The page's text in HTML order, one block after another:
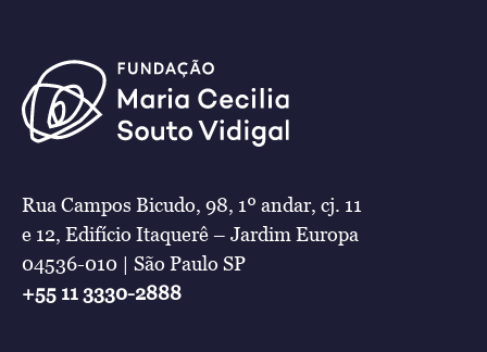
Rua Campos Bicudo, 98, 1º andar, cj. 11
e 12, Edifício Itaquerê – Jardim Europa
04536-010 | São Paulo SP
+55 11 3330-2888